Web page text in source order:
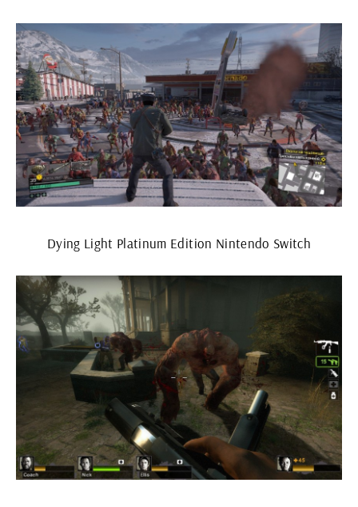
Dying Light Platinum Edition Nintendo Switch